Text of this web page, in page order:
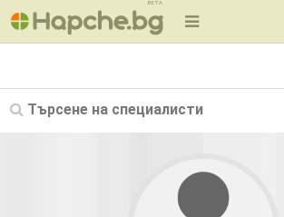
BETA
Търсене на специалисти